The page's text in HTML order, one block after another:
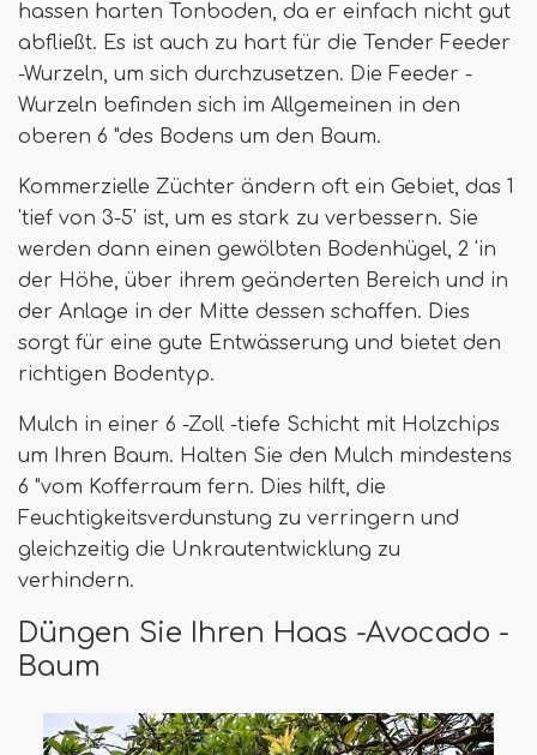
hassen harten Tonboden, da er einfach nicht gut
abfließt. Es ist auch zu hart für die Tender Feeder
-Wurzeln, um sich durchzusetzen. Die Feeder -
Wurzeln befinden sich im Allgemeinen in den
oberen 6 "des Bodens um den Baum.
Kommerzielle Züchter ändern oft ein Gebiet, das 1
'tief von 3-5' ist, um es stark zu verbessern. Sie
werden dann einen gewölbten Bodenhügel, 2 'in
der Höhe, über ihrem geänderten Bereich und in
der Anlage in der Mitte dessen schaffen. Dies
sorgt für eine gute Entwässerung und bietet den
richtigen Bodentyp.
Mulch in einer 6 -Zoll -tiefe Schicht mit Holzchips
um Ihren Baum. Halten Sie den Mulch mindestens
6 "vom Kofferraum fern. Dies hilft, die
Feuchtigkeitsverdunstung zu verringern und
gleichzeitig die Unkrautentwicklung zu
verhindern.
Düngen Sie Ihren Haas -Avocado -
Baum